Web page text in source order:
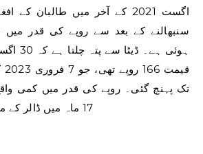
اگست 2021 کے آخر میں طالبان
تک پہنچ گئی۔ روپے کی قدر میں کمی
17 ماہ میں ڈالر کے مقابلے میں 70 فیصد۔